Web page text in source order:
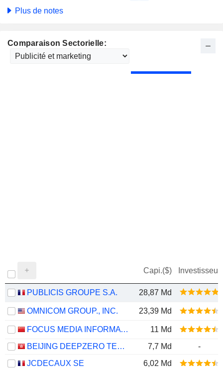
Plus de notes
Comparaison Sectorielle:
Capi.($) Investisseur
PUBLICIS GROUPE S.A. 28,87 Md
OMNICOM GROUP., INC. 23,39 Md
FOCUS MEDIA INFORMATION TECHNOLOGY CO., LTD.
11 Md
BEIJING DEEPZERO TECHNOLOGY CO., LTD.
7,7 Md
-
JCDECAUX SE
6,02 Md